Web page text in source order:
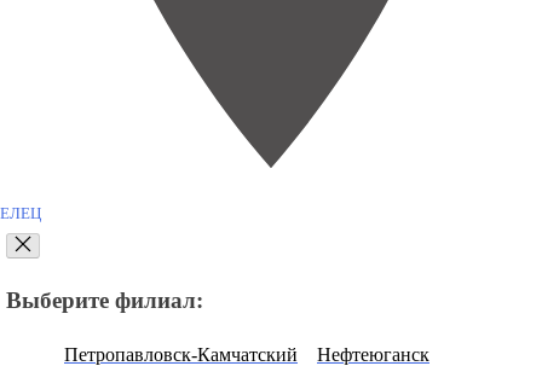
ЕЛЕЦ
Выберите филиал:
Петропавловск-Камчатский
Нефтеюганск